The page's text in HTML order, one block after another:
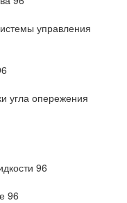
управления
угла опережения
96
96